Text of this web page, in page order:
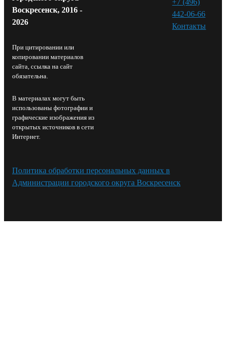
Воскресенск, 2016 -
2026
При цитировании или
копировании материалов
сайта, ссылка на сайт
обязательна.
В материалах могут быть
использованы фотографии и
графические изображения из
открытых источников в сети
Интернет.
442-06-66
Контакты⁠
Политика обработки персональных данных в
Администрации городского округа Воскресенск